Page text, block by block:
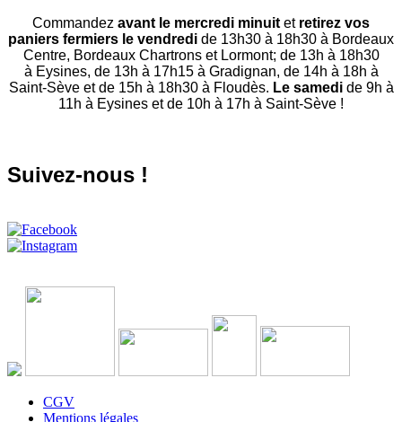
Commandez avant le mercredi minuit et retirez vos
paniers fermiers le vendredi de 13h30 à 18h30 à Bordeaux
Centre, Bordeaux Chartrons et Lormont; de 13h à 18h30
à Eysines, de 13h à 17h15 à Gradignan, de 14h à 18h à
Saint-Sève et de 15h à 18h30 à Floudès. Le samedi de 9h à
11h à Eysines et de 10h à 17h à Saint-Sève !
Suivez-nous !
CGV
Mentions légales